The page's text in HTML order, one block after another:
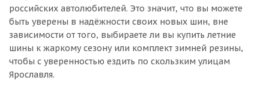
российских автолюбителей. Это значит, что вы можете
быть уверены в надёжности своих новых шин, вне
зависимости от того, выбираете ли вы купить летние
шины к жаркому сезону или комплект зимней резины,
чтобы с уверенностью ездить по скользким улицам
Ярославля.